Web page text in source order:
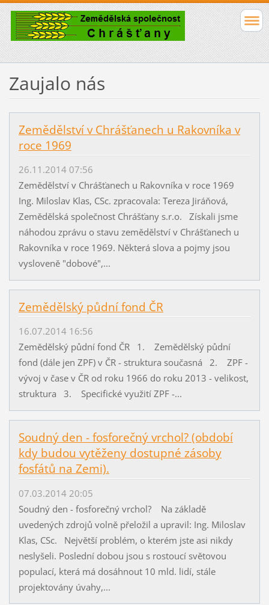
Zaujalo nás
Zemědělství v Chrášťanech u Rakovníka v
roce 1969
26.11.2014 07:56
Zemědělství v Chrášťanech u Rakovníka v roce 1969
Ing. Miloslav Klas, CSc. zpracovala: Tereza Jiráňová,
Zemědělská společnost Chrášťany s.r.o. Získali jsme
náhodou zprávu o stavu zemědělství v Chrášťanech u
Rakovníka v roce 1969. Některá slova a pojmy jsou
vysloveně "dobové",...
Zemědělský půdní fond ČR
16.07.2014 16:56
Zemědělský půdní fond ČR 1. Zemědělský půdní
fond (dále jen ZPF) v ČR - struktura současná 2. ZPF -
vývoj v čase v ČR od roku 1966 do roku 2013 - velikost,
struktura 3. Specifické využití ZPF -...
Soudný den - fosforečný vrchol? (období
kdy budou vytěženy dostupné zásoby
fosfátů na Zemi).
07.03.2014 20:05
Soudný den - fosforečný vrchol? Na základě
uvedených zdrojů volně přeložil a upravil: Ing. Miloslav
Klas, CSc. Největší problém, o kterém jste asi nikdy
neslyšeli. Poslední dobou jsou s rostoucí světovou
populací, která má dosáhnout 10 mld. lidí, stále
projektovány úvahy,...